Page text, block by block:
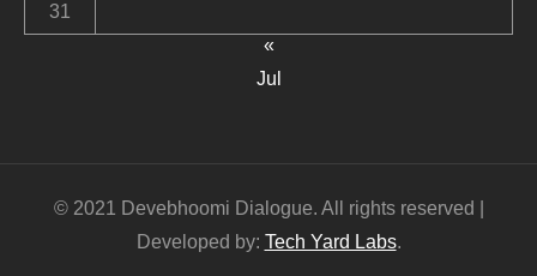
31
«
Jul
© 2021 Devebhoomi Dialogue. All rights reserved |
Developed by: Tech Yard Labs.